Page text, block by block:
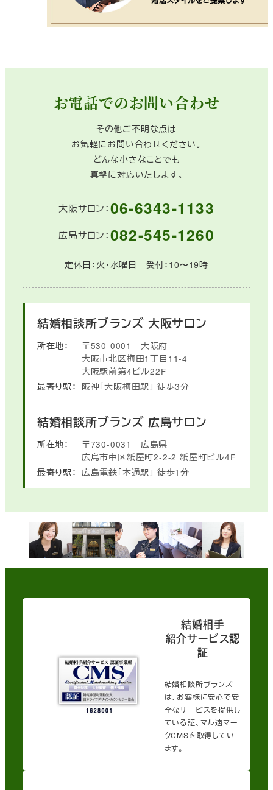
お電話でのお問い合わせ
その他ご不明な点は
お気軽にお問い合わせください。
どんな小さなことでも
真摯に対応いたします。
大阪サロン：06-6343-1133
広島サロン：082-545-1260
定休日：火・水曜日 受付：10〜19時
結婚相談所ブランズ 大阪サロン
所在地： 〒530-0001
大阪府
大阪市北区梅田1丁目11-4
大阪駅前第4ビル22F
最寄り駅： 阪神「大阪梅田駅」 徒歩3分
結婚相談所ブランズ 広島サロン
所在地： 〒730-0031
広島県
広島市中区紙屋町2-2-2 紙屋町ビル4F
最寄り駅： 広島電鉄「本通駅」 徒歩1分
結婚相手
紹介サービス認
証
結婚相談所ブランズ
は、お客様に安心で安
全なサービスを提供し
ている証、マル適マー
クCMSを取得してい
ます。